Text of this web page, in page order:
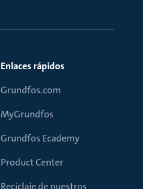
Enlaces rápidos
Grundfos.com
MyGrundfos
Grundfos Ecademy
Product Center
Reciclaje de nuestros